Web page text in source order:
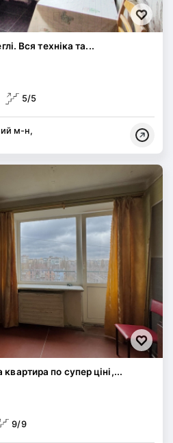
Вся техніка та...
5/5
м-н,
по супер ціні,...
9/9